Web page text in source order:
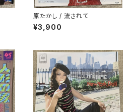
原たかし / 流されて
¥3,900